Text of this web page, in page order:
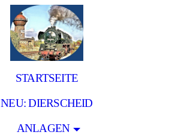
STARTSEITE
NEU: DIERSCHEID
ANLAGEN